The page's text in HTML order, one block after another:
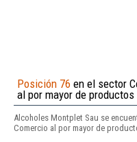
Posición 76 en el sector
al por mayor de
Alcoholes Montplet Sau se
Comercio al por mayor de